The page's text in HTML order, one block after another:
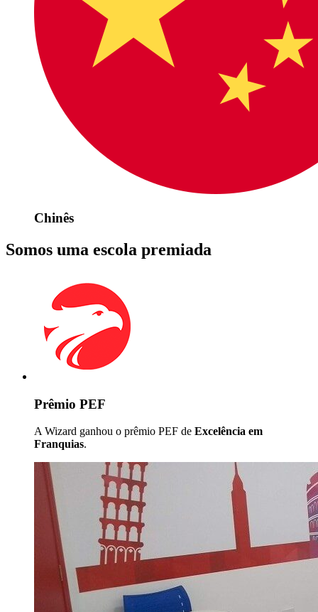
Chinês
Somos uma escola premiada
Prêmio PEF
A Wizard ganhou o prêmio PEF de Excelência em
Franquias.